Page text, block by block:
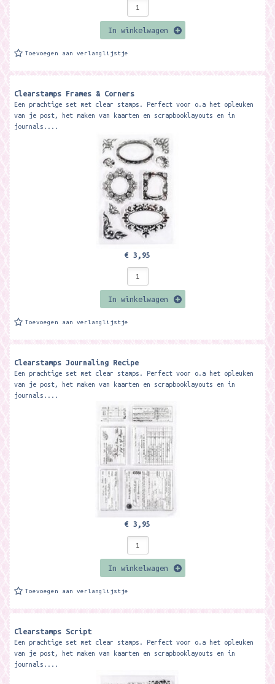
In winkelwagen
Toevoegen aan verlanglijstje
Clearstamps Frames & Corners
Een prachtige set met clear stamps. Perfect voor o.a het opleuken
van je post, het maken van kaarten en scrapbooklayouts en in
journals....
€ 3,95
In winkelwagen
Toevoegen aan verlanglijstje
Clearstamps Journaling Recipe
Een prachtige set met clear stamps. Perfect voor o.a het opleuken
van je post, het maken van kaarten en scrapbooklayouts en in
journals....
€ 3,95
In winkelwagen
Toevoegen aan verlanglijstje
Clearstamps Script
Een prachtige set met clear stamps. Perfect voor o.a het opleuken
van je post, het maken van kaarten en scrapbooklayouts en in
journals....